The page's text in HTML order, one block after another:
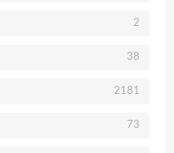
2
38
2181
73